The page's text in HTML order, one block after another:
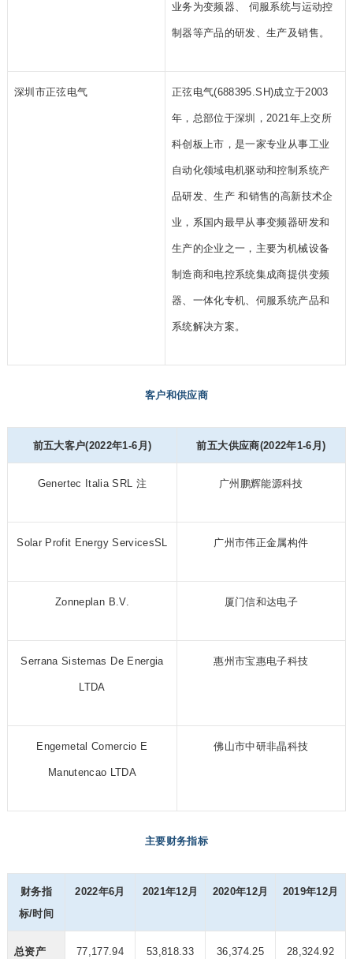
业务为变频器、 伺服系统与运动控
制器等产品的研发、生产及销售。
深圳市正弦电气 正弦电气(688395.SH)成立于2003
年，总部位于深圳，2021年上交所
科创板上市，是一家专业从事工业
自动化领域电机驱动和控制系统产
品研发、生产 和销售的高新技术企
业，系国内最早从事变频器研发和
生产的企业之一，主要为机械设备
制造商和电控系统集成商提供变频
器、一体化专机、伺服系统产品和
系统解决方案。
客户和供应商
前五大客户(2022年1-6月) 前五大供应商(2022年1-6月)
Genertec Italia SRL 注 广州鹏辉能源科技
Solar Profit Energy ServicesSL 广州市伟正金属构件
Zonneplan B.V. 厦门信和达电子
Serrana Sistemas De Energia
LTDA
惠州市宝惠电子科技
Engemetal Comercio E
Manutencao LTDA
佛山市中研非晶科技
主要财务指标
财务指
标/时间
2022年6月 2021年12月 2020年12月 2019年12月
总资产
77,177.94 53,818.33 36,374.25 28,324.92